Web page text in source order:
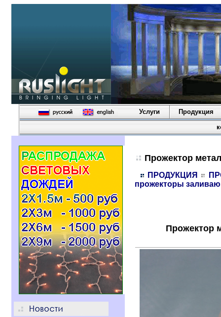
Услуги Продукция
Прожектор
ПРОДУКЦИЯ
прожекторы
Прожектор